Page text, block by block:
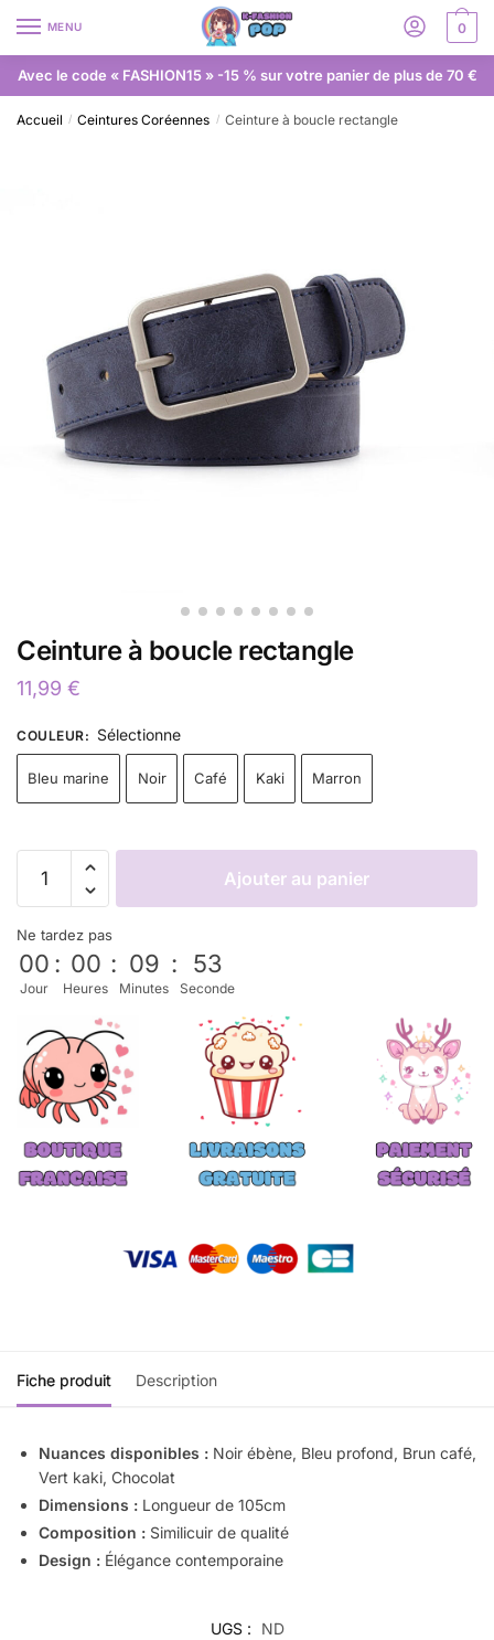
MENU 0
Avec le code « FASHION15 » -15 % sur votre panier de plus de 70 €
Accueil / Ceintures Coréennes / Ceinture à boucle rectangle
Ceinture à boucle rectangle
11,99 €
COULEUR: Sélectionne
Bleu marine Noir Café Kaki Marron
Ajouter au panier
Ne tardez pas
00
Jour
: 00
Heures
: 09
Minutes
: 52
Seconde
Fiche produit Description
Nuances disponibles : Noir ébène, Bleu profond, Brun café,
Vert kaki, Chocolat
Dimensions : Longueur de 105cm
Composition : Similicuir de qualité
Design : Élégance contemporaine
UGS :
ND